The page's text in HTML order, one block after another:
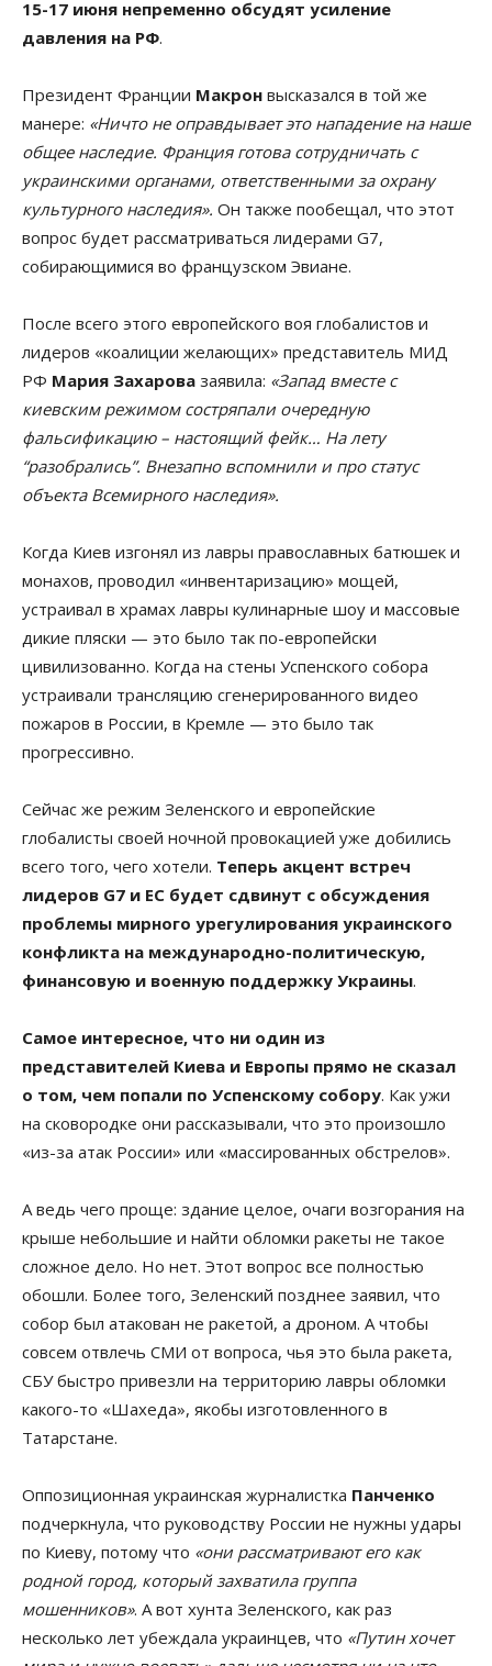
15-17 июня непременно обсудят усиление
давления на РФ.
Президент Франции Макрон высказался в той же
манере: «Ничто не оправдывает это нападение на наше
общее наследие. Франция готова сотрудничать с
украинскими органами, ответственными за охрану
культурного наследия». Он также пообещал, что этот
вопрос будет рассматриваться лидерами G7,
собирающимися во французском Эвиане.
После всего этого европейского воя глобалистов и
лидеров «коалиции желающих» представитель МИД
РФ Мария Захарова заявила: «Запад вместе с
киевским режимом состряпали очередную
фальсификацию – настоящий фейк… На лету
“разобрались”. Внезапно вспомнили и про статус
объекта Всемирного наследия».
Когда Киев изгонял из лавры православных батюшек и
монахов, проводил «инвентаризацию» мощей,
устраивал в храмах лавры кулинарные шоу и массовые
дикие пляски — это было так по-европейски
цивилизованно. Когда на стены Успенского собора
устраивали трансляцию сгенерированного видео
пожаров в России, в Кремле — это было так
прогрессивно.
Сейчас же режим Зеленского и европейские
глобалисты своей ночной провокацией уже добились
всего того, чего хотели. Теперь акцент встреч
лидеров G7 и ЕС будет сдвинут с обсуждения
проблемы мирного урегулирования украинского
конфликта на международно-политическую,
финансовую и военную поддержку Украины.
Самое интересное, что ни один из
представителей Киева и Европы прямо не сказал
о том, чем попали по Успенскому собору. Как ужи
на сковородке они рассказывали, что это произошло
«из-за атак России» или «массированных обстрелов».
А ведь чего проще: здание целое, очаги возгорания на
крыше небольшие и найти обломки ракеты не такое
сложное дело. Но нет. Этот вопрос все полностью
обошли. Более того, Зеленский позднее заявил, что
собор был атакован не ракетой, а дроном. А чтобы
совсем отвлечь СМИ от вопроса, чья это была ракета,
СБУ быстро привезли на территорию лавры обломки
какого-то «Шахеда», якобы изготовленного в
Татарстане.
Оппозиционная украинская журналистка Панченко
подчеркнула, что руководству России не нужны удары
по Киеву, потому что «они рассматривают его как
родной город, который захватила группа
мошенников». А вот хунта Зеленского, как раз
несколько лет убеждала украинцев, что «Путин хочет